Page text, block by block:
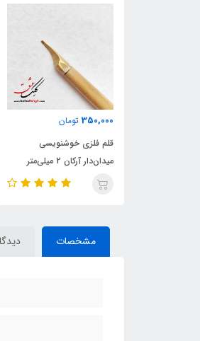
400,000 تومان
قلم فلزی خوشنویسی پارویی
آرکان 8 میلی‌متر
مشخصات